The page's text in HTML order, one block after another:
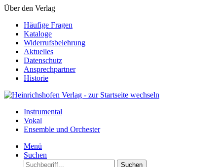
Über den Verlag
Häufige Fragen
Kataloge
Widerrufsbelehrung
Aktuelles
Datenschutz
Ansprechpartner
Historie
Instrumental
Vokal
Ensemble und Orchester
Menü
Suchen
Suchen